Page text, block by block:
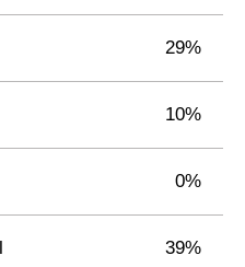
29%
10%
0%
39%